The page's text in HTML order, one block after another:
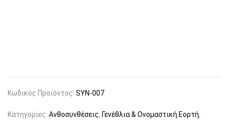
Κωδικός Προϊόντος: SYN-007
Κατηγορίες: Ανθοσυνθέσεις, Γενέθλια & Ονομαστική Εορτή,